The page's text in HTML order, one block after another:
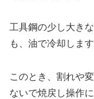
工具鋼の少し大き
も、油で冷却します
このとき、割れや
ないで焼戻し操作